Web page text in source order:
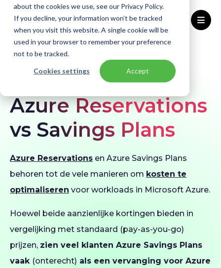
about the cookies we use, see our Privacy Policy.
If you decline, your information won’t be tracked
when you visit this website. A single cookie will be
used in your browser to remember your preference
not to be tracked.
Cookies settings Accept
Home Blogs Azure Reservations vs Savings Plans
BLOG Azure Cloud kosten
Azure Reservations
vs Savings Plans
Azure Reservations en Azure Savings Plans
behoren tot de vele manieren om kosten te
optimaliseren voor workloads in Microsoft Azure.
Hoewel beide aanzienlijke kortingen bieden in
vergelijking met standaard (pay-as-you-go)
prijzen, zien veel klanten Azure Savings Plans
vaak (onterecht) als een vervanging voor Azure